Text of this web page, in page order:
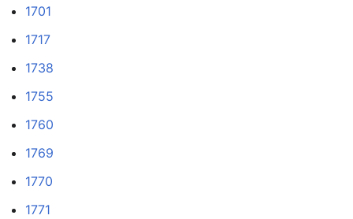
1701
1717
1738
1755
1760
1769
1770
1771